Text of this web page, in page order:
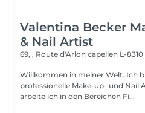
Valentina Becker
& Nail Artist
69, , Route d'Arlon capellen L-8310
Willkommen in meiner Welt. Ich bin Valentina Becker,
professionelle Make-up- und Nail Artistin. Seit über
arbeite ich in den Bereichen Fi...